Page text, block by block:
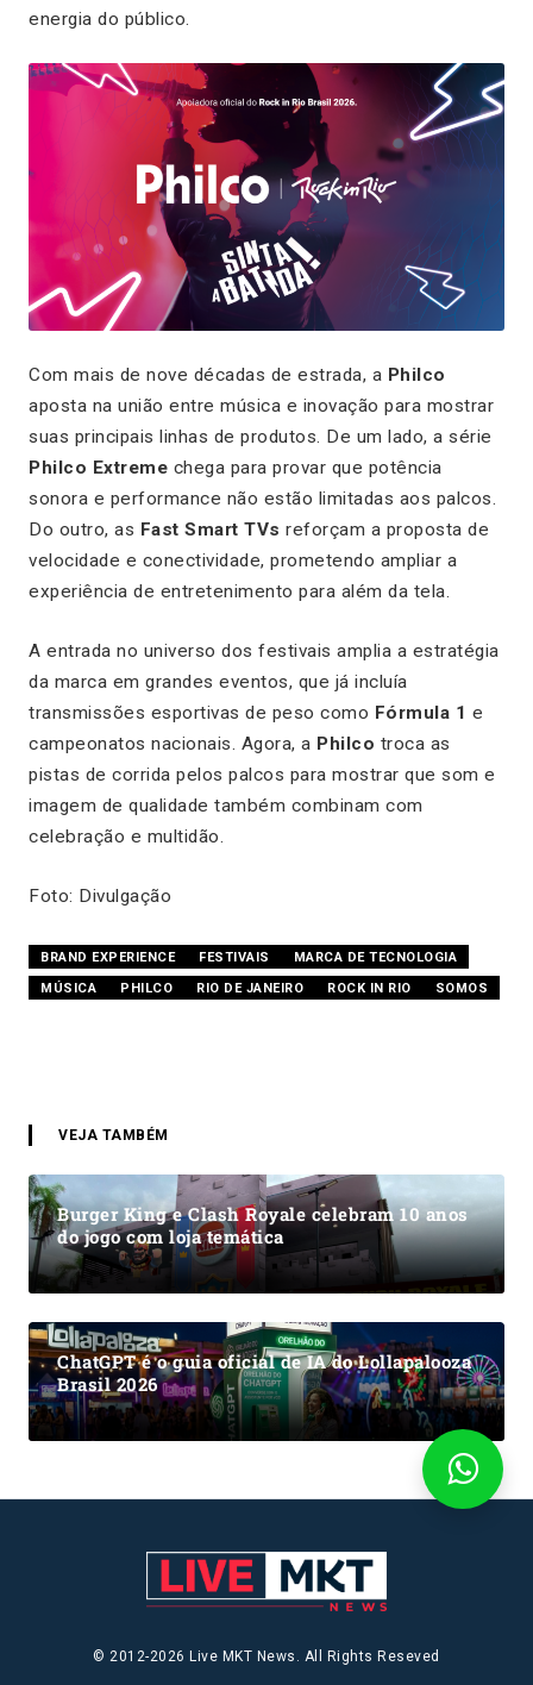
energia do público.
Com mais de nove décadas de estrada, a Philco
aposta na união entre música e inovação para mostrar
suas principais linhas de produtos. De um lado, a série
Philco Extreme chega para provar que potência
sonora e performance não estão limitadas aos palcos.
Do outro, as Fast Smart TVs reforçam a proposta de
velocidade e conectividade, prometendo ampliar a
experiência de entretenimento para além da tela.
A entrada no universo dos festivais amplia a estratégia
da marca em grandes eventos, que já incluía
transmissões esportivas de peso como Fórmula 1 e
campeonatos nacionais. Agora, a Philco troca as
pistas de corrida pelos palcos para mostrar que som e
imagem de qualidade também combinam com
celebração e multidão.
Foto: Divulgação
BRAND EXPERIENCE FESTIVAIS
MARCA DE TECNOLOGIA
MÚSICA
PHILCO RIO DE JANEIRO ROCK IN RIO SOMOS
VEJA TAMBÉM
Burger King e Clash Royale celebram 10 anos
do jogo com loja temática
ChatGPT é o guia oficial de IA do Lollapalooza
Brasil 2026
© 2012-2026 Live MKT News. All Rights Reseved